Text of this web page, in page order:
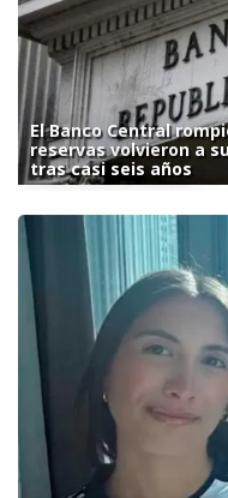
El Banco Central
reservas volvieron a
tras casi seis años